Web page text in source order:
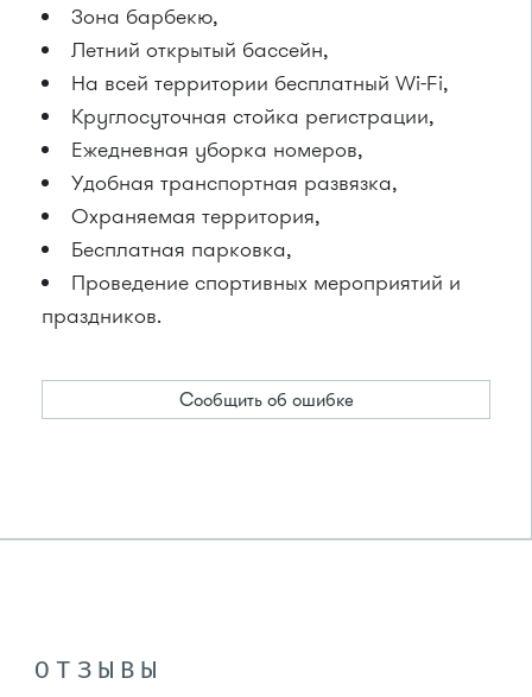
Зона барбекю,
Летний открытый бассейн,
На всей территории бесплатный Wi-Fi,
Круглосуточная стойка регистрации,
Ежедневная уборка номеров,
Удобная транспортная развязка,
Охраняемая территория,
Бесплатная парковка,
Проведение спортивных мероприятий и
праздников.
Сообщить об ошибке
ОТЗЫВЫ